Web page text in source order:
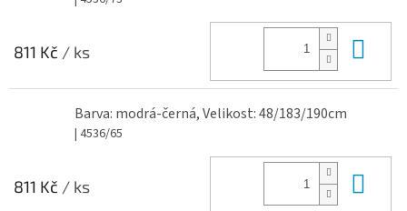
811 Kč / ks
Barva: modrá-černá, Velikost: 48/183/190cm
| 4536/65
811 Kč / ks